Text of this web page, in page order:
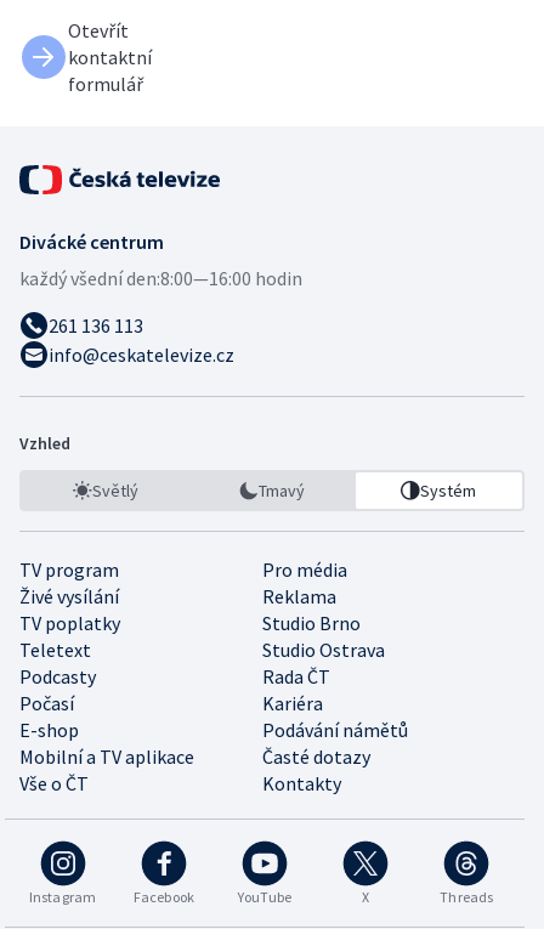
Otevřít
kontaktní
formulář
Divácké centrum
každý všední den:8:00—16:00 hodin
261 136 113
info@ceskatelevize.cz
Vzhled
Světlý Tmavý Systém
TV program
Pro média
Živé vysílání
Reklama
TV poplatky
Studio Brno
Teletext
Studio Ostrava
Podcasty
Rada ČT
Počasí
Kariéra
E-shop
Podávání námětů
Mobilní a TV aplikace
Časté dotazy
Vše o ČT
Kontakty
Instagram Facebook YouTube X Threads